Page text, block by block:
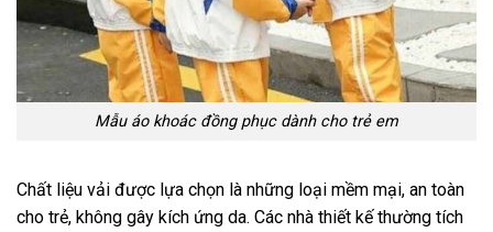
Mẫu áo khoác đồng phục dành cho trẻ em
Chất liệu vải được lựa chọn là những loại mềm mại, an toàn
cho trẻ, không gây kích ứng da. Các nhà thiết kế thường tích